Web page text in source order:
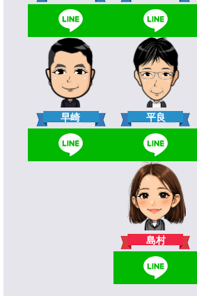
早崎 平良
島村